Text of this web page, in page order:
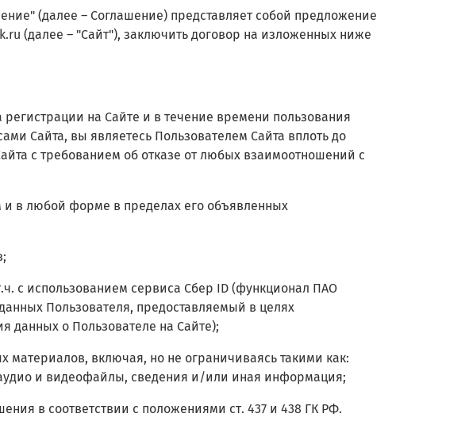
(далее – Соглашение) представляет собой предложение
(далее – "Сайт"), заключить договор на изложенных ниже
на Сайте и в течение времени пользования
Сайта, вы являетесь Пользователем Сайта вплоть до
с требованием об отказе от любых взаимоотношений с
в любой форме в пределах его объявленных
с использованием сервиса Сбер ID (функционал ПАО
Пользователя, предоставляемый в целях
данных о Пользователе на Сайте);
включая, но не ограничиваясь такими как:
и видеофайлы, сведения и/или иная информация;
в соответствии с положениями ст. 437 и 438 ГК РФ.